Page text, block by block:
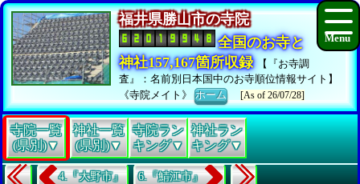
福井県勝山市の寺院
全国のお寺と
神社157,167箇所収録
【『お寺調
査』：名前別日本国中のお寺順位情報サイト】
《寺院メイト》ホーム [As of 26/07/28]
寺院一覧
(県別)▼
神社一覧
(県別)▼
寺院ラン
キング▼
神社ラン
キング▼
4.『大野市』 6.『鯖江市』